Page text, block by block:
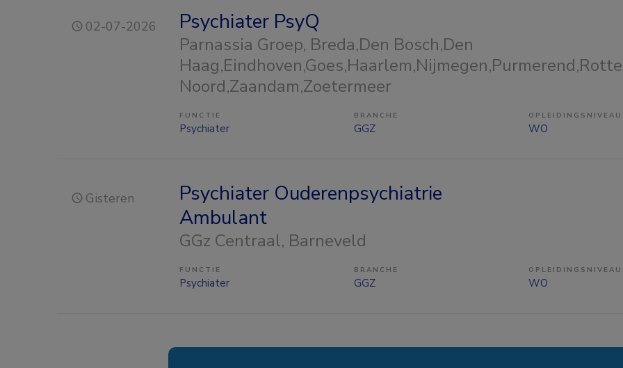
02-07-2026 Psychiater PsyQ
Parnassia Groep, Breda,Den Bosch,Den
Noord,Zaandam,Zoetermeer
FUNCTIE
Psychiater
BRANCHE
GGZ
OPLEIDINGSNIVEAU
WO
Gisteren
Psychiater Ouderenpsychiatrie
Ambulant
GGz Centraal, Barneveld
FUNCTIE
Psychiater
BRANCHE
GGZ
OPLEIDINGSNIVEAU
WO